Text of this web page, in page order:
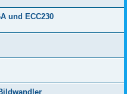
und ECC230